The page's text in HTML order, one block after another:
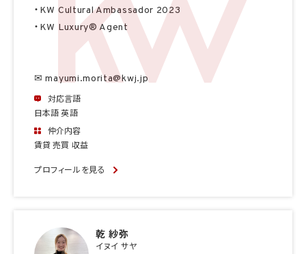
・KW Cultural Ambassador 2023
・KW Luxury® Agent
✉ mayumi.morita@kwj.jp
対応言語
日本語 英語
仲介内容
賃貸 売買 収益
プロフィールを見る
乾 紗弥
イヌイ サヤ